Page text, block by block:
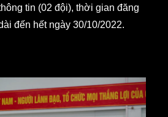
tin (02 đội), thời gian đăng
đến hết ngày 30/10/2022.